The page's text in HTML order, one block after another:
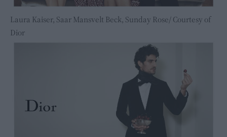
Laura Kaiser, Saar Mansvelt Beck, Sunday Rose/ Courtesy of
Dior